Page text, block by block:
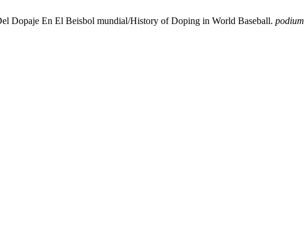
Dopaje En El Beisbol mundial/History of Doping in World Baseball. podium